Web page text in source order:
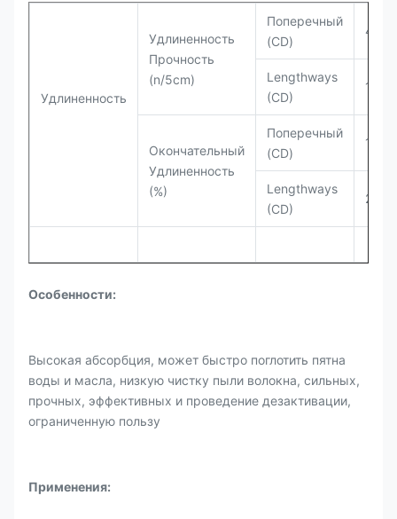
Удлиненность
Удлиненность
Прочность
(n/5cm)
Поперечный
(CD)
Lengthways
(CD)
Окончательный
Удлиненность
(%)
Поперечный
(CD)
Lengthways
(CD)
Особенности:
Высокая абсорбция, может быстро поглотить пятна
воды и масла, низкую чистку пыли волокна, сильных,
прочных, эффективных и проведение дезактивации,
ограниченную пользу
Применения: